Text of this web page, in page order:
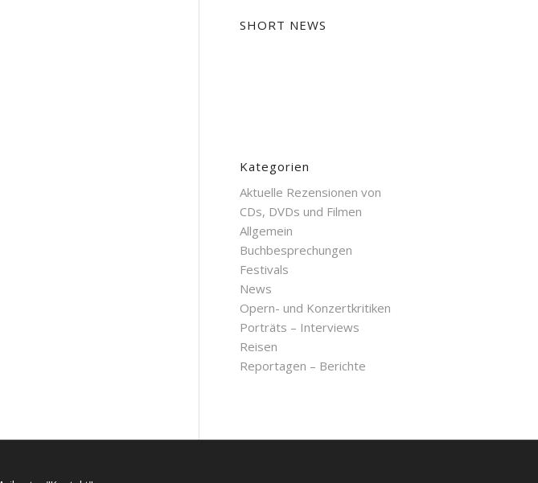
SHORT NEWS
Kategorien
Aktuelle Rezensionen von
CDs, DVDs und Filmen
Allgemein
Buchbesprechungen
Festivals
News
Opern- und Konzertkritiken
Porträts – Interviews
Reisen
Reportagen – Berichte